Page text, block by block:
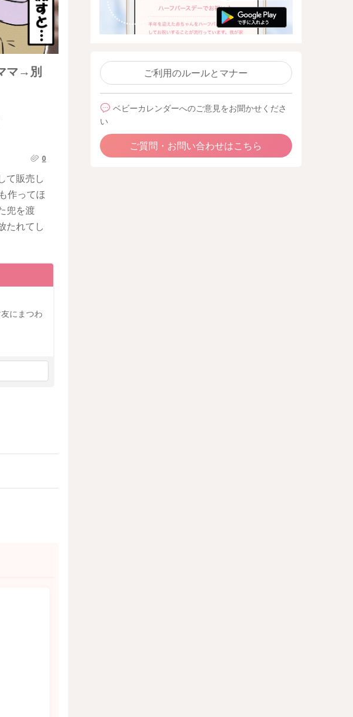
マ→別
0
て販売し
作ってほ
兜を渡
たれてし
にまつわ
ご利用のルールとマナー
ベビーカレンダーへのご意見をお聞かせくださ
い
ご質問・お問い合わせはこちら